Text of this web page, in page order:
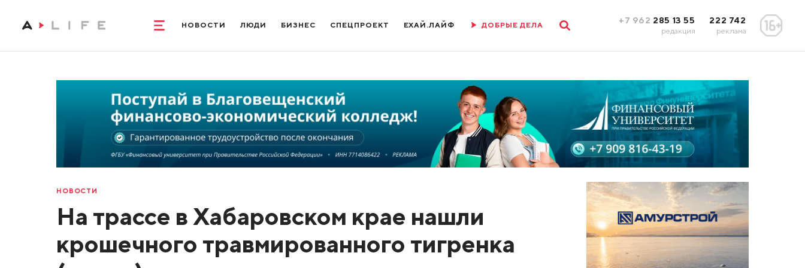
НОВОСТИ ЛЮДИ БИЗНЕС СПЕЦПРОЕКТ ЕХАЙ.ЛАЙФ ДОБРЫЕ ДЕЛА +7 962 285 13 55
редакция
222 742
реклама
НОВОСТИ
На трассе в Хабаровском крае нашли
крошечного травмированного тигренка